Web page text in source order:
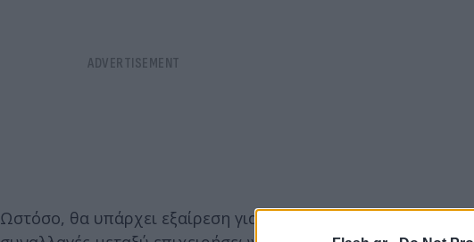
Ωστόσο, θα υπάρχει εξαίρεση για τα μαντηλάκια ιατρικής